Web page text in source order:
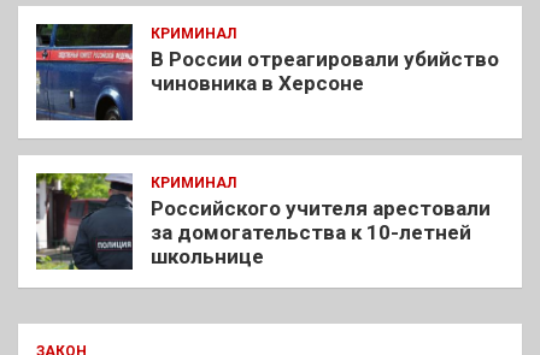
КРИМИНАЛ
В России отреагировали убийство
чиновника в Херсоне
КРИМИНАЛ
Российского учителя арестовали
за домогательства к 10-летней
школьнице
ЗАКОН